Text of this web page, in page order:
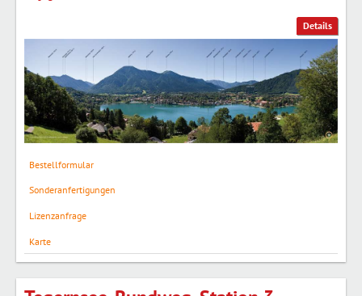
Details
Bestellformular
Sonderanfertigungen
Lizenzanfrage
Karte